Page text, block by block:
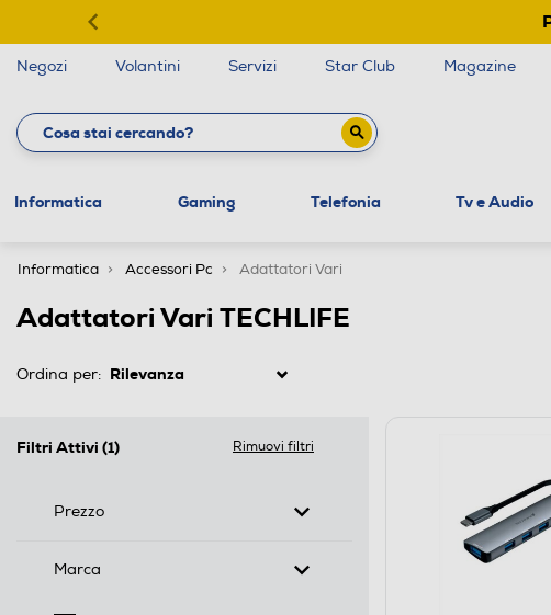
Negozi Volantini Servizi Star Club Magazine
Informatica Gaming Telefonia Tv e Audio
Informatica Accessori Pc Adattatori Vari
Adattatori Vari TECHLIFE
Ordina per:
Filtri Attivi (1) Rimuovi filtri
Prezzo
Marca